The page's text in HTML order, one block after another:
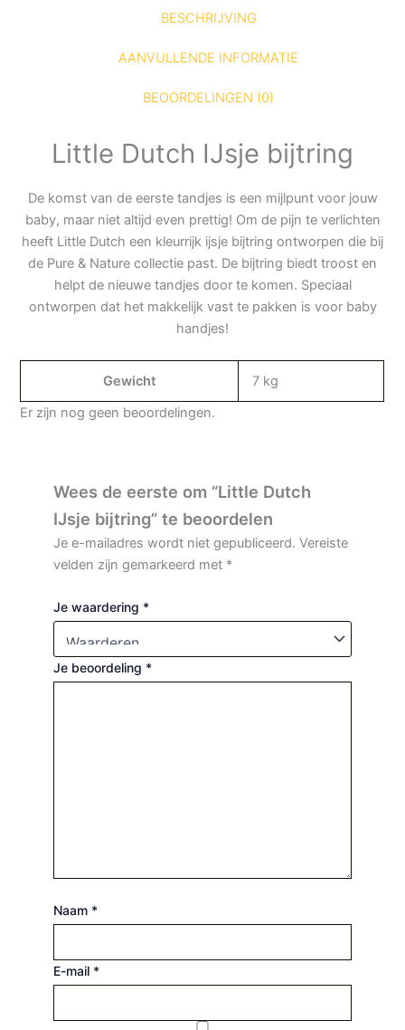
BESCHRIJVING
AANVULLENDE INFORMATIE
BEOORDELINGEN (0)
Little Dutch IJsje bijtring
De komst van de eerste tandjes is een mijlpunt voor jouw
baby, maar niet altijd even prettig! Om de pijn te verlichten
heeft Little Dutch een kleurrijk ijsje bijtring ontworpen die bij
de Pure & Nature collectie past. De bijtring biedt troost en
helpt de nieuwe tandjes door te komen. Speciaal
ontworpen dat het makkelijk vast te pakken is voor baby
handjes!
Gewicht
7 kg
Er zijn nog geen beoordelingen.
Wees de eerste om “Little Dutch
IJsje bijtring” te beoordelen
Je e-mailadres wordt niet gepubliceerd. Vereiste
velden zijn gemarkeerd met *
Je waardering *
Je beoordeling *
Naam *
E-mail *